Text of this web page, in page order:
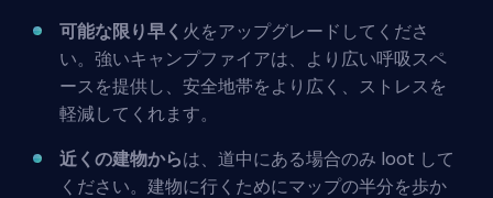
可能な限り早く 火をアップグレードしてくださ
い。強いキャンプファイアは、より広い呼吸スペ
ースを提供し、安全地帯をより広く、ストレスを
軽減してくれます。
近くの建物からは、道中にある場合のみ loot して
ください。建物に行くためにマップの半分を歩か